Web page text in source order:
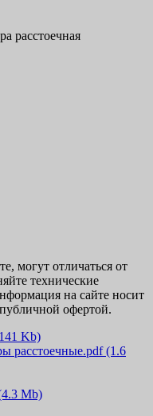
расстоечная
могут отличаться от
технические
на сайте носит
офертой.
Kb)
расстоечные.pdf(1.6
Mb)